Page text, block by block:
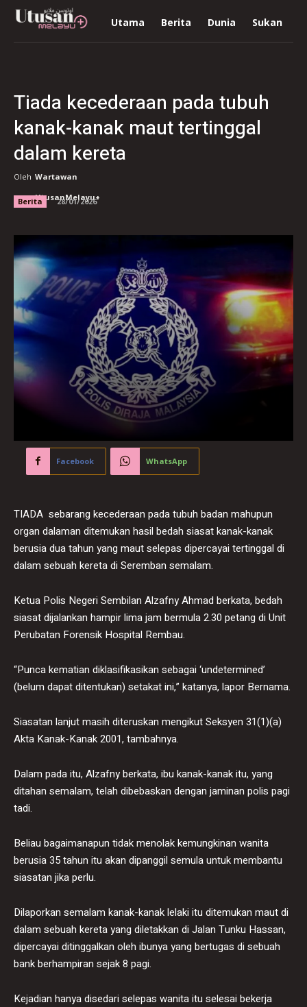
Utama Berita Dunia Sukan
Tiada kecederaan pada tubuh
kanak-kanak maut tertinggal
dalam kereta
Oleh Wartawan
UtusanMelayu+
Berita 28/01/2026
Facebook WhatsApp
TIADA sebarang kecederaan pada tubuh badan mahupun
organ dalaman ditemukan hasil bedah siasat kanak-kanak
berusia dua tahun yang maut selepas dipercayai tertinggal di
dalam sebuah kereta di Seremban semalam.
Ketua Polis Negeri Sembilan Alzafny Ahmad berkata, bedah
siasat dijalankan hampir lima jam bermula 2.30 petang di Unit
Perubatan Forensik Hospital Rembau.
“Punca kematian diklasifikasikan sebagai ‘undetermined’
(belum dapat ditentukan) setakat ini,” katanya, lapor Bernama.
Siasatan lanjut masih diteruskan mengikut Seksyen 31(1)(a)
Akta Kanak-Kanak 2001, tambahnya.
Dalam pada itu, Alzafny berkata, ibu kanak-kanak itu, yang
ditahan semalam, telah dibebaskan dengan jaminan polis pagi
tadi.
Beliau bagaimanapun tidak menolak kemungkinan wanita
berusia 35 tahun itu akan dipanggil semula untuk membantu
siasatan jika perlu.
Dilaporkan semalam kanak-kanak lelaki itu ditemukan maut di
dalam sebuah kereta yang diletakkan di Jalan Tunku Hassan,
dipercayai ditinggalkan oleh ibunya yang bertugas di sebuah
bank berhampiran sejak 8 pagi.
Kejadian hanya disedari selepas wanita itu selesai bekerja